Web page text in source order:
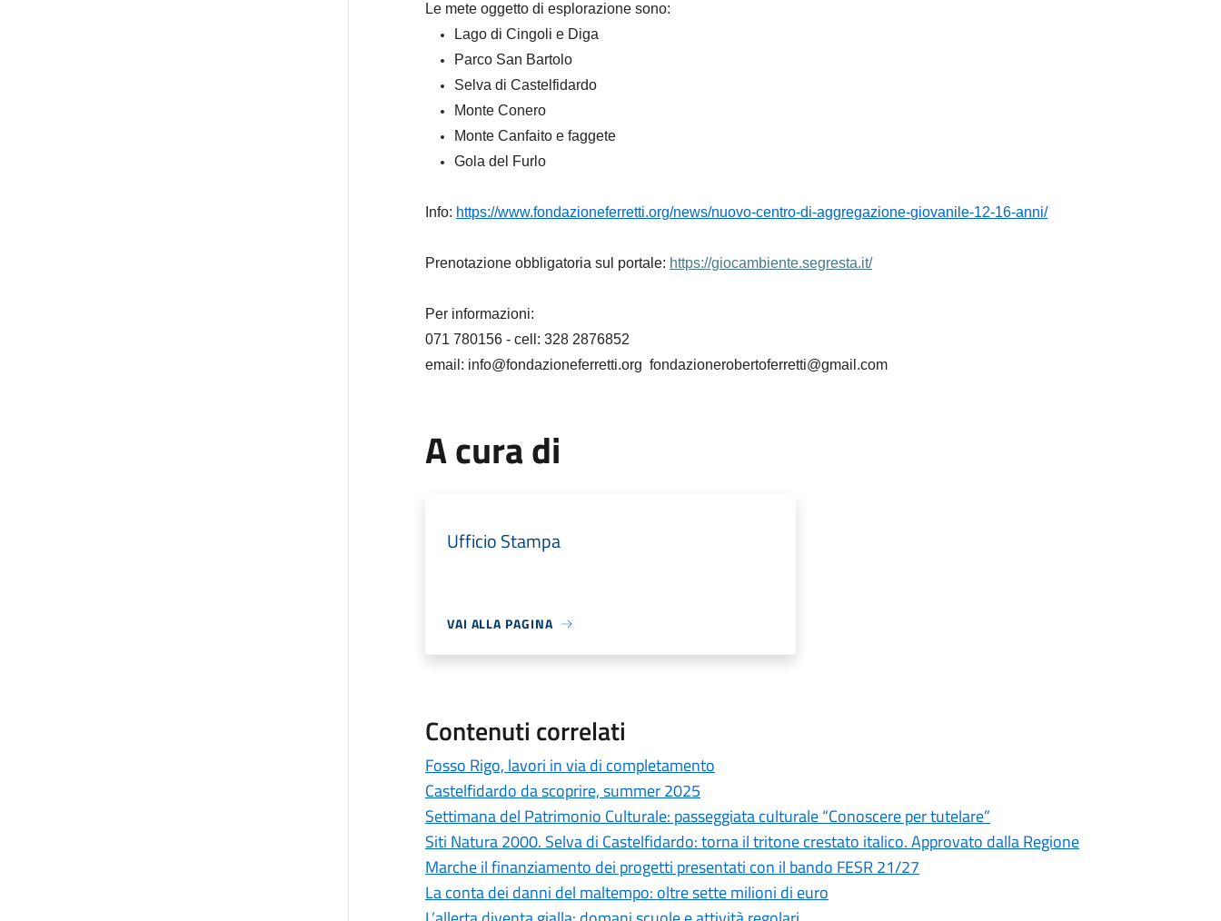
Le mete oggetto di esplorazione sono:
Lago di Cingoli e Diga
Parco San Bartolo
Selva di Castelfidardo
Monte Conero
Monte Canfaito e faggete
Gola del Furlo
Info: https://www.fondazioneferretti.org/news/nuovo-centro-di-aggregazione-giovanile-12-16-anni/
Prenotazione obbligatoria sul portale: https://giocambiente.segresta.it/
Per informazioni:
071 780156 - cell: 328 2876852
email: info@fondazioneferretti.org fondazionerobertoferretti@gmail.com
A cura di
Ufficio Stampa
VAI ALLA PAGINA
Contenuti correlati
Fosso Rigo, lavori in via di completamento
Castelfidardo da scoprire, summer 2025
Settimana del Patrimonio Culturale: passeggiata culturale “Conoscere per tutelare”
Siti Natura 2000. Selva di Castelfidardo: torna il tritone crestato italico. Approvato dalla Regione
Marche il finanziamento dei progetti presentati con il bando FESR 21/27
La conta dei danni del maltempo: oltre sette milioni di euro